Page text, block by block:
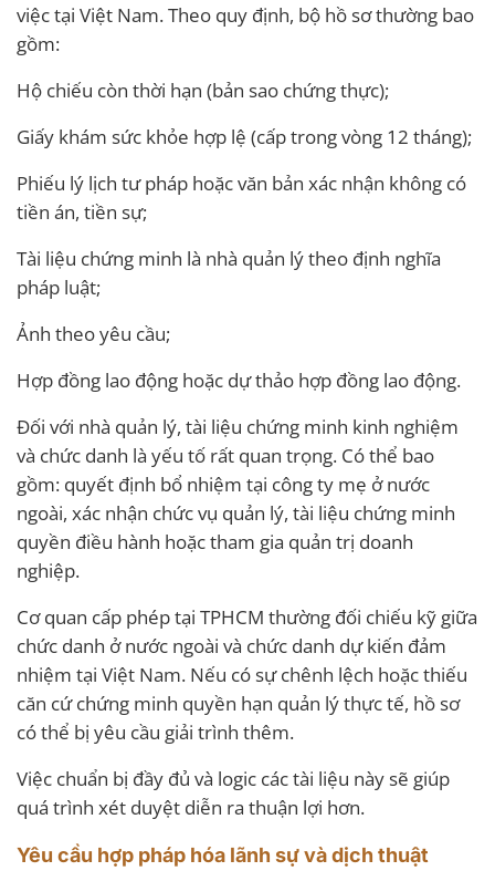
việc tại Việt Nam. Theo quy định, bộ hồ sơ thường bao
gồm:
Hộ chiếu còn thời hạn (bản sao chứng thực);
Giấy khám sức khỏe hợp lệ (cấp trong vòng 12 tháng);
Phiếu lý lịch tư pháp hoặc văn bản xác nhận không có
tiền án, tiền sự;
Tài liệu chứng minh là nhà quản lý theo định nghĩa
pháp luật;
Ảnh theo yêu cầu;
Hợp đồng lao động hoặc dự thảo hợp đồng lao động.
Đối với nhà quản lý, tài liệu chứng minh kinh nghiệm
và chức danh là yếu tố rất quan trọng. Có thể bao
gồm: quyết định bổ nhiệm tại công ty mẹ ở nước
ngoài, xác nhận chức vụ quản lý, tài liệu chứng minh
quyền điều hành hoặc tham gia quản trị doanh
nghiệp.
Cơ quan cấp phép tại TPHCM thường đối chiếu kỹ giữa
chức danh ở nước ngoài và chức danh dự kiến đảm
nhiệm tại Việt Nam. Nếu có sự chênh lệch hoặc thiếu
căn cứ chứng minh quyền hạn quản lý thực tế, hồ sơ
có thể bị yêu cầu giải trình thêm.
Việc chuẩn bị đầy đủ và logic các tài liệu này sẽ giúp
quá trình xét duyệt diễn ra thuận lợi hơn.
Yêu cầu hợp pháp hóa lãnh sự và dịch thuật